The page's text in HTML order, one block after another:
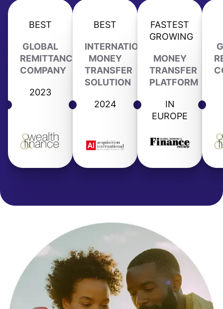
BEST
GLOBAL
REMITTANCE
COMPANY
2023
BEST
INTERNATIONAL
MONEY
TRANSFER
SOLUTION
2024
FASTEST
GROWING
MONEY
TRANSFER
PLATFORM
IN
EUROPE